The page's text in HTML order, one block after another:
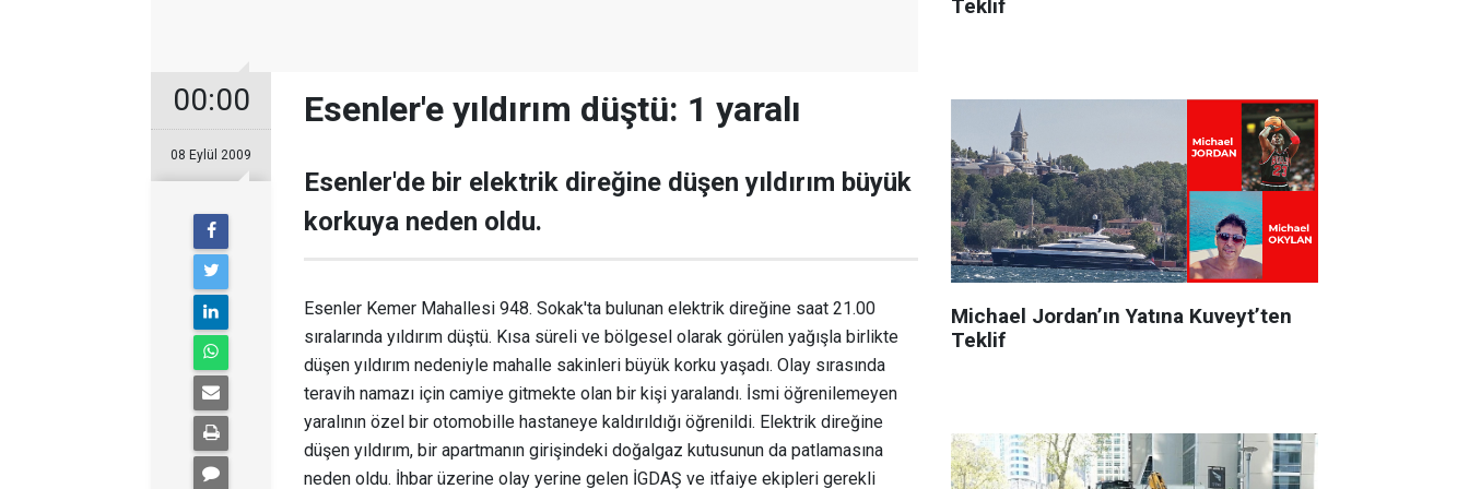
00:00
08 Eylül 2009
Esenler'e yıldırım düştü: 1 yaralı
Esenler'de bir elektrik direğine düşen yıldırım büyük
korkuya neden oldu.
Esenler Kemer Mahallesi 948. Sokak'ta bulunan elektrik direğine saat 21.00
sıralarında yıldırım düştü. Kısa süreli ve bölgesel olarak görülen yağışla birlikte
düşen yıldırım nedeniyle mahalle sakinleri büyük korku yaşadı. Olay sırasında
teravih namazı için camiye gitmekte olan bir kişi yaralandı. İsmi öğrenilemeyen
yaralının özel bir otomobille hastaneye kaldırıldığı öğrenildi. Elektrik direğine
düşen yıldırım, bir apartmanın girişindeki doğalgaz kutusunun da patlamasına
neden oldu. İhbar üzerine olay yerine gelen İGDAŞ ve itfaiye ekipleri gerekli
Teklif
Michael Jordan’ın Yatına Kuveyt’ten
Teklif